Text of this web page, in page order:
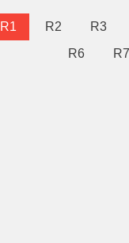
R1 R2
R3
R6
R7